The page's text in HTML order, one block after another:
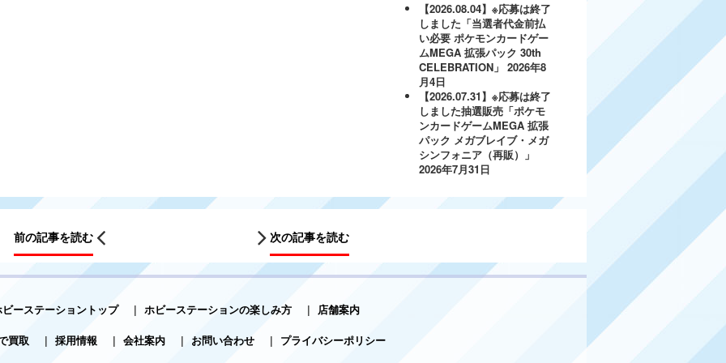
【2026.08.04】※応募は終了
しました「当選者代金前払
い必要 ポケモンカードゲー
ムMEGA 拡張パック 30th
CELEBRATION」 2026年8
月4日
【2026.07.31】※応募は終了
しました抽選販売「ポケモ
ンカードゲームMEGA 拡張
パック メガブレイブ・メガ
シンフォニア（再販）」
2026年7月31日
前の記事を読む 次の記事を読む
ーステーショントップ | ホビーステーションの楽しみ方 | 店舗案内
買取
| 採用情報 | 会社案内 | お問い合わせ | プライバシーポリシー